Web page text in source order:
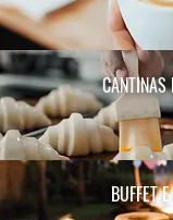
CANTINAS
BUFFET